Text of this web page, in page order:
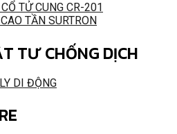
TỬ CUNG CR-201
TẦN SURTRON
TƯ CHỐNG DỊCH
DI ĐỘNG